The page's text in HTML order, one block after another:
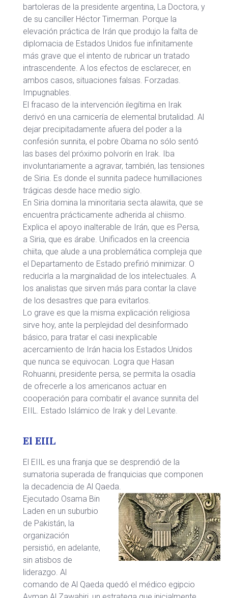
bartoleras de la presidente argentina, La Doctora, y
de su canciller Héctor Timerman. Porque la
elevación práctica de Irán que produjo la falta de
diplomacia de Estados Unidos fue infinitamente
más grave que el intento de rubricar un tratado
intrascendente. A los efectos de esclarecer, en
ambos casos, situaciones falsas. Forzadas.
Impugnables.
El fracaso de la intervención ilegítima en Irak
derivó en una carnicería de elemental brutalidad. Al
dejar precipitadamente afuera del poder a la
confesión sunnita, el pobre Obama no sólo sentó
las bases del próximo polvorín en Irak. Iba
involuntariamente a agravar, también, las tensiones
de Siria. Es donde el sunnita padece humillaciones
trágicas desde hace medio siglo.
En Siria domina la minoritaria secta alawita, que se
encuentra prácticamente adherida al chiismo.
Explica el apoyo inalterable de Irán, que es Persa,
a Siria, que es árabe. Unificados en la creencia
chiita, que alude a una problemática compleja que
el Departamento de Estado prefirió minimizar. O
reducirla a la marginalidad de los intelectuales. A
los analistas que sirven más para contar la clave
de los desastres que para evitarlos.
Lo grave es que la misma explicación religiosa
sirve hoy, ante la perplejidad del desinformado
básico, para tratar el casi inexplicable
acercamiento de Irán hacia los Estados Unidos
que nunca se equivocan. Logra que Hasan
Rohuanni, presidente persa, se permita la osadía
de ofrecerle a los americanos actuar en
cooperación para combatir el avance sunnita del
EIIL. Estado Islámico de Irak y del Levante.
El EIIL
El EIIL es una franja que se desprendió de la
sumatoria superada de franquicias que componen
la decadencia de Al Qaeda.
Ejecutado Osama Bin
Laden en un suburbio
de Pakistán, la
organización
persistió, en adelante,
sin atisbos de
liderazgo. Al
comando de Al Qaeda quedó el médico egipcio